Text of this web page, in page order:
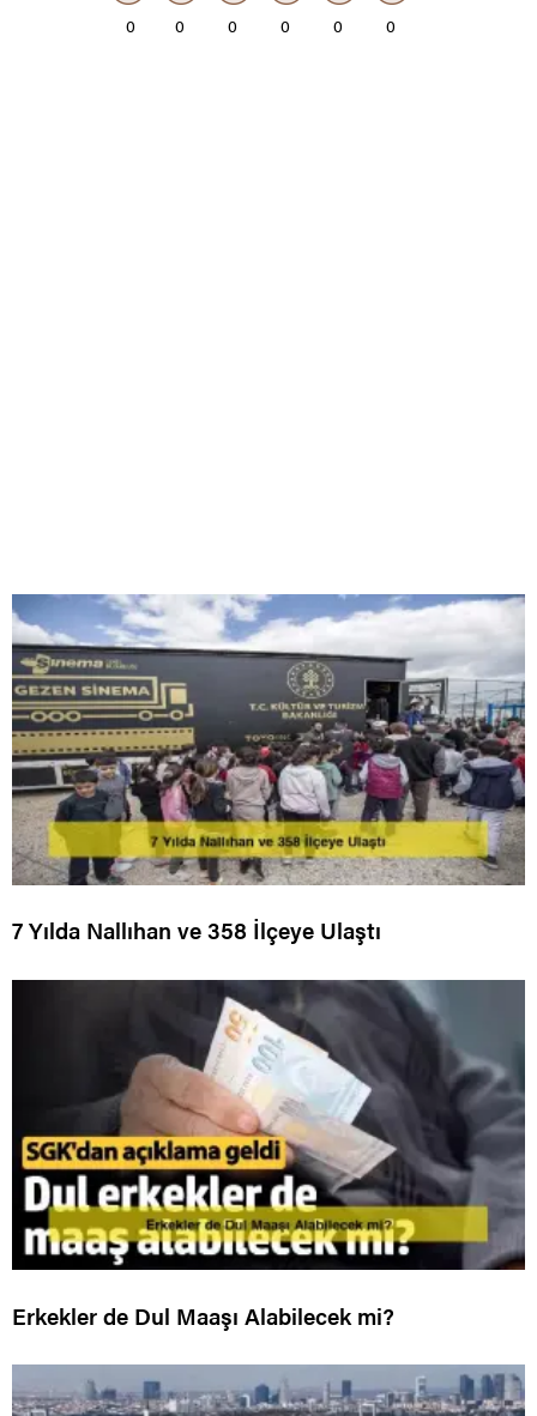
0 0 0 0 0 0
7 Yılda Nallıhan ve 358 İlçeye Ulaştı
Erkekler de Dul Maaşı Alabilecek mi?